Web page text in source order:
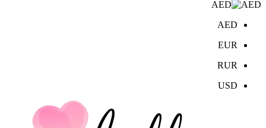
AED
AED
EUR
RUR
USD